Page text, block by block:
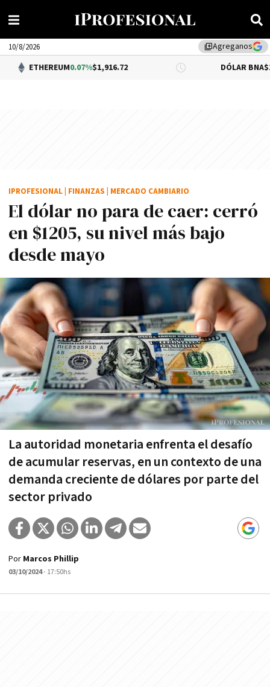
library_addAgreganos
10/8/2026
0.07%$1,916.72 DÓLAR BNA $1,520.00
El dólar no para de caer: cerró
en $1205, su nivel más bajo
desde mayo
La autoridad monetaria enfrenta el desafío
de acumular reservas, en un contexto de una
demanda creciente de dólares por parte del
sector privado
IPROFESIONAL FINANZAS MERCADO CAMBIARIO
Por Marcos Phillip
03/10/2024- 17:50hs